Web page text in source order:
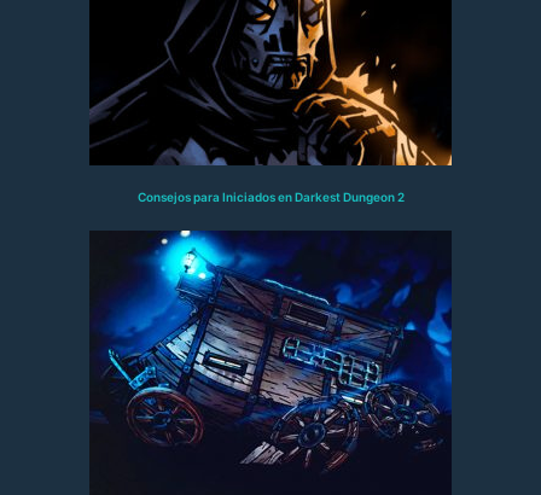
Consejos para Iniciados en Darkest Dungeon 2